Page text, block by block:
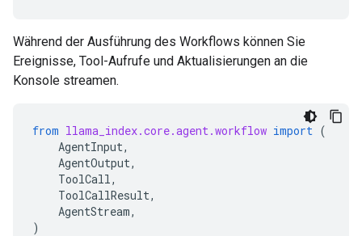
Während der Ausführung des Workflows können Sie
Ereignisse, Tool-Aufrufe und Aktualisierungen an die
Konsole streamen.
from llama_index.core.agent.workflow import (
AgentInput,
AgentOutput,
ToolCall,
ToolCallResult,
AgentStream,
)